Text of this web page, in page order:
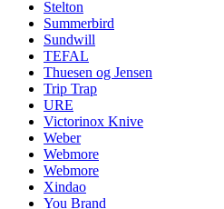
Stelton
Summerbird
Sundwill
TEFAL
Thuesen og Jensen
Trip Trap
URE
Victorinox Knive
Weber
Webmore
Webmore
Xindao
You Brand